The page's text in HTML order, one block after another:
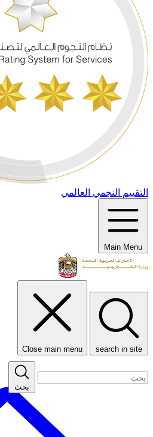
التقييم النجمي العالمي
Main Menu
search in site
Close main menu
بحث